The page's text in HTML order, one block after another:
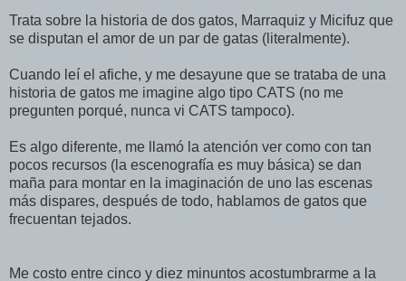
Trata sobre la historia de dos gatos, Marraquiz y Micifuz que
se disputan el amor de un par de gatas (literalmente).
Cuando leí el afiche, y me desayune que se trataba de una
historia de gatos me imagine algo tipo CATS (no me
pregunten porqué, nunca vi CATS tampoco).
Es algo diferente, me llamó la atención ver como con tan
pocos recursos (la escenografía es muy básica) se dan
maña para montar en la imaginación de uno las escenas
más dispares, después de todo, hablamos de gatos que
frecuentan tejados.
Me costo entre cinco y diez minuntos acostumbrarme a la